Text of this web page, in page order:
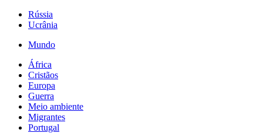
Rússia
Ucrânia
Mundo
África
Cristãos
Europa
Guerra
Meio ambiente
Migrantes
Portugal